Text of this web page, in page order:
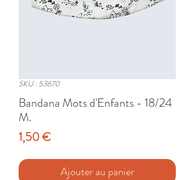
SKU : 53670
Bandana Mots d'Enfants - 18/24
M.
1,50 €Prix
Ajouter au panier